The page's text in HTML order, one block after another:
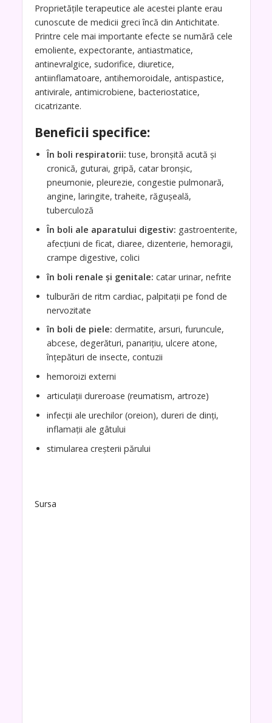
Proprietăţile terapeutice ale acestei plante erau
cunoscute de medicii greci încă din Antichitate.
Printre cele mai importante efecte se numără cele
emoliente, expectorante, antiastmatice,
antinevralgice, sudorifice, diuretice,
antiinflamatoare, antihemoroidale, antispastice,
antivirale, antimicrobiene, bacteriostatice,
cicatrizante.
Beneficii specifice:
În boli respiratorii: tuse, bronşită acută şi
cronică, guturai, gripă, catar bronşic,
pneumonie, pleurezie, congestie pulmonară,
angine, laringite, traheite, răguşeală,
tuberculoză
În boli ale aparatului digestiv: gastroenterite,
afecţiuni de ficat, diaree, dizenterie, hemoragii,
crampe digestive, colici
în boli renale şi genitale: catar urinar, nefrite
tulburări de ritm cardiac, palpitaţii pe fond de
nervozitate
în boli de piele: dermatite, arsuri, furuncule,
abcese, degerături, panariţiu, ulcere atone,
înţepături de insecte, contuzii
hemoroizi externi
articulaţii dureroase (reumatism, artroze)
infecţii ale urechilor (oreion), dureri de dinţi,
inflamaţii ale gâtului
stimularea creşterii părului
Sursa